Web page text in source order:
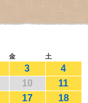
金 土
3
4
10
11
17 18